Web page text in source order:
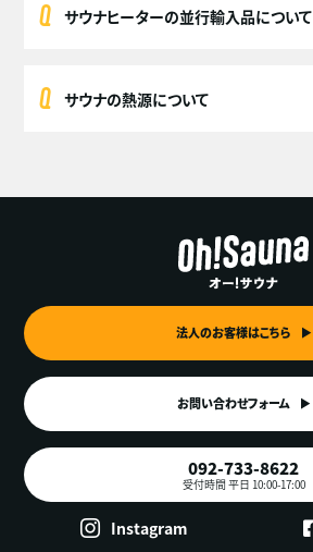
サウナヒーターの並行輸入品について
サウナの熱源について
法人のお客様はこちら
お問い合わせフォーム
092-733-8622
受付時間 平日 10:00-17:00
Instagram